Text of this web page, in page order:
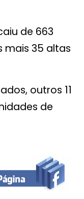
de 663
mais 35 altas
outros 11
de